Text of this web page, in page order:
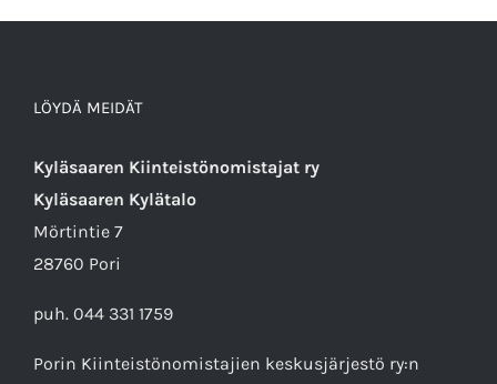
LÖYDÄ MEIDÄT
Kyläsaaren Kiinteistönomistajat ry
Kyläsaaren Kylätalo
Mörtintie 7
28760 Pori
puh. 044 331 1759
Porin Kiinteistönomistajien keskusjärjestö ry:n